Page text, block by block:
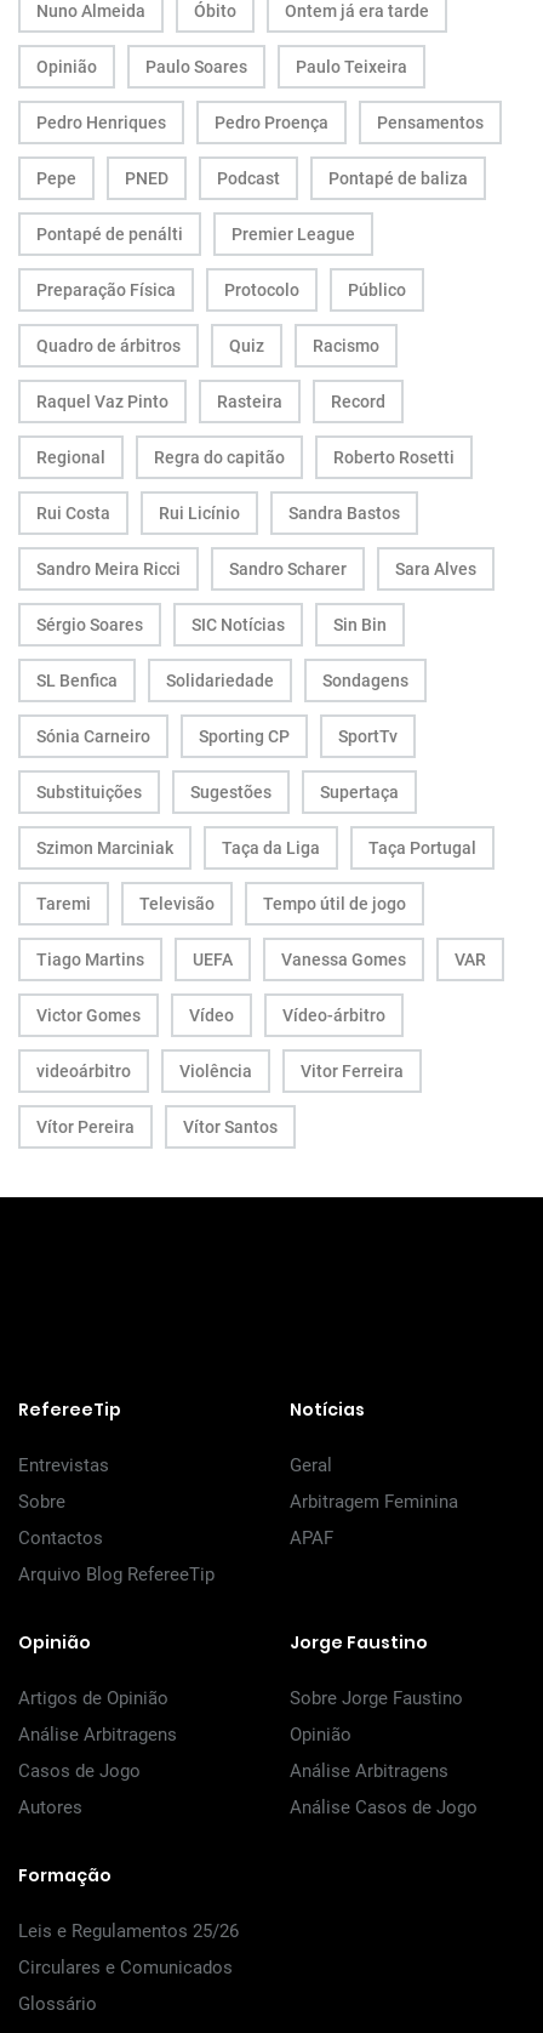
Nuno Almeida Óbito Ontem já era tarde
Opinião Paulo Soares Paulo Teixeira
Pedro Henriques Pedro Proença Pensamentos
Pepe PNED Podcast Pontapé de baliza
Pontapé de penálti Premier League
Preparação Física Protocolo Público
Quadro de árbitros Quiz Racismo
Raquel Vaz Pinto Rasteira Record
Regional Regra do capitão Roberto Rosetti
Rui Costa Rui Licínio Sandra Bastos
Sandro Meira Ricci Sandro Scharer Sara Alves
Sérgio Soares SIC Notícias Sin Bin
SL Benfica Solidariedade Sondagens
Sónia Carneiro Sporting CP SportTv
Substituições Sugestões Supertaça
Szimon Marciniak Taça da Liga Taça Portugal
Taremi Televisão Tempo útil de jogo
Tiago Martins UEFA Vanessa Gomes VAR
Victor Gomes Vídeo Vídeo-árbitro
videoárbitro Violência Vitor Ferreira
Vítor Pereira Vítor Santos
RefereeTip
Entrevistas
Sobre
Contactos
Arquivo Blog RefereeTip
Notícias
Geral
Arbitragem Feminina
APAF
Opinião
Artigos de Opinião
Análise Arbitragens
Casos de Jogo
Autores
Jorge Faustino
Sobre Jorge Faustino
Opinião
Análise Arbitragens
Análise Casos de Jogo
Formação
Leis e Regulamentos 25/26
Circulares e Comunicados
Glossário